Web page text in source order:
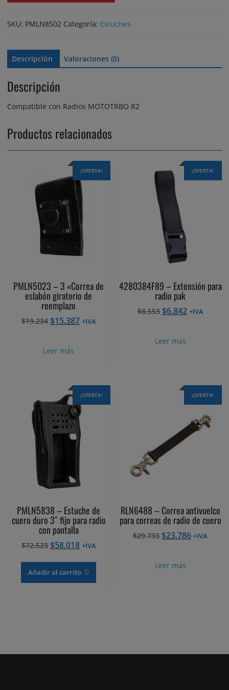
SKU: PMLN8502 Categoría: Estuches
Descripción Valoraciones (0)
Descripción
Compatible con Radios MOTOTRBO R2
Productos relacionados
¡OFERTA!
PMLN5023 – 3 «Correa de
eslabón giratorio de
reemplazo
$19.234 El
era:
$15.387El+IVA
Leer más
¡OFERTA!
4280384F89 – Extensión para
radio pak
$8.553 El
era:
$6.842El+IVA
Leer más
¡OFERTA!
PMLN5838 – Estuche de
cuero duro 3″ fijo para radio
con pantalla
$72.523 El
original
era:
$58.018El
actual
es:
+IVA
Añadir al carrito
¡OFERTA!
RLN6488 – Correa antivuelco
para correas de radio de cuero
$29.733 El
era:
$23.786El+IVA
Leer más